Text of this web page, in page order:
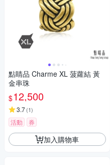
點睛品 Charme XL 菠蘿結 黃
金串珠
$12,500
3.7(1)
活動 券
加入購物車